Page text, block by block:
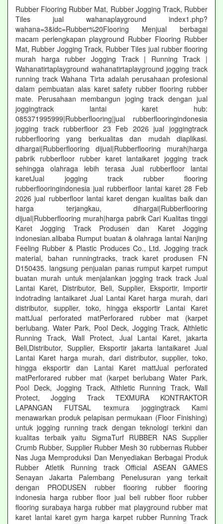
Rubber Flooring Rubber Mat, Rubber Jogging Track, Rubber
Tiles jual wahanaplayground index1.php?
wahana=3&idc=Rubber%20Flooring Menjual berbagai
macam perlengkapan playground Rubber Flooring Rubber
Mat, Rubber Jogging Track, Rubber Tiles jual rubber flooring
murah harga rubber Jogging Track | Running Track |
Wahanatirtaplayground wahanatirtaplayground jogging track
running track Wahana Tirta adalah perusahaan profesional
dalam pembuatan alas karet safety rubber flooring rubber
mate. Perusahaan membangun joging track dengan jual
joggingtrack lantai karet hub:
085371995999|Rubberflooring|jual rubberflooringindonesia
jogging track rubberfloor 23 Feb 2026 jual joggingtrack
rubberflooring yang berkualitas dan mudah diaplikasi.
dihargai|Rubberflooring dijual|Rubberflooring murah|harga
pabrik rubberfloor rubber karet lantaikaret jogging track
sehingga olahraga lebih terasa Jual rubberfloor lantai
karetJual jogging track rubber flooring
rubberflooringindonesia jual rubberfloor lantai karet 28 Feb
2026 jual rubberfloor lantai karet dengan kualitas baik dan
harga terjangkau, dihargai|Rubberflooring
dijual|Rubberflooring murah|harga pabrik Cari Kualitas tinggi
Karet Jogging Track Produsen dan Karet Jogging
indonesian.alibaba Rumput buatan & olahraga lantai Nanjing
Feeling Rubber & Plastic Produces Co., Ltd. Jogging track
material, bahan runningtracks, track karet produsen FN
D150435. langsung penjualan panas rumput karpet rumput
buatan murah untuk menjalankan jogging track track Jual
Lantai Karet, Distributor, Beli, Supplier, Eksportir, Importir
indotrading lantaikaret Jual Lantai Karet harga murah, dari
distributor, supplier, toko, hingga eksportir Lantai Karet
mattJual perforated matPerforared rubber mat (karpet
berlubang. Water Park, Pool Deck, Jogging Track, Althletic
Running Track, Wall Protect, Jual Lantai Karet, jakarta
Beli,Distributor, Supplier, Eksportir jakarta lantaikaret Jual
Lantai Karet harga murah, dari distributor, supplier, toko,
hingga eksportir dan Lantai Karet mattJual perforated
matPerforared rubber mat (karpet berlubang Water Park,
Pool Deck, Jogging Track, Althletic Running Track, Wall
Protect, Jogging Track TEXMURA KONTRAKTOR
LAPANGAN FUTSAL texmura joggingtrack Kami
menawarkan produk pelapisan permukaan (Floor Finishing)
untuk jogging running track dengan teknologi terkini dan
kualitas terbaik yaitu SigmaTurf RUBBER NAS Supplier
Crumb Rubber, Supplier Rubber Mesh 30 rubbernas Rubber
Nas Juga Memproduksi Dan Menyediakan Berbagai Produk
Rubber Atletik Running track Official ASEAN GAMES
Senayan Jakarta Palembang Penelusuran yang terkait
dengan PRODUSEN rubber flooring rubber flooring
indonesia harga rubber floor jual beli rubber floor rubber
flooring surabaya harga rubber mat playground rubber mat
karet lantai karet gym harga karpet rubber Running Track